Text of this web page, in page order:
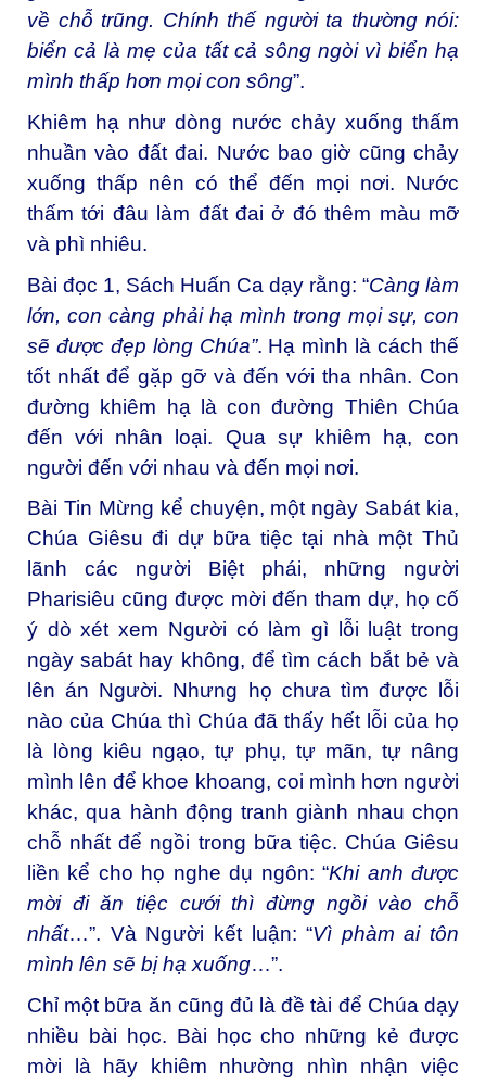
về chỗ trũng. Chính thế người ta thường nói:
biển cả là mẹ của tất cả sông ngòi vì biển hạ
mình thấp hơn mọi con sông”.
Khiêm hạ như dòng nước chảy xuống thấm
nhuần vào đất đai. Nước bao giờ cũng chảy
xuống thấp nên có thể đến mọi nơi. Nước
thấm tới đâu làm đất đai ở đó thêm màu mỡ
và phì nhiêu.
Bài đọc 1, Sách Huấn Ca dạy rằng: “Càng làm
lớn, con càng phải hạ mình trong mọi sự, con
sẽ được đẹp lòng Chúa”. Hạ mình là cách thế
tốt nhất để gặp gỡ và đến với tha nhân. Con
đường khiêm hạ là con đường Thiên Chúa
đến với nhân loại. Qua sự khiêm hạ, con
người đến với nhau và đến mọi nơi.
Bài Tin Mừng kể chuyện, một ngày Sabát kia,
Chúa Giêsu đi dự bữa tiệc tại nhà một Thủ
lãnh các người Biệt phái, những người
Pharisiêu cũng được mời đến tham dự, họ cố
ý dò xét xem Người có làm gì lỗi luật trong
ngày sabát hay không, để tìm cách bắt bẻ và
lên án Người. Nhưng họ chưa tìm được lỗi
nào của Chúa thì Chúa đã thấy hết lỗi của họ
là lòng kiêu ngạo, tự phụ, tự mãn, tự nâng
mình lên để khoe khoang, coi mình hơn người
khác, qua hành động tranh giành nhau chọn
chỗ nhất để ngồi trong bữa tiệc. Chúa Giêsu
liền kể cho họ nghe dụ ngôn: “Khi anh được
mời đi ăn tiệc cưới thì đừng ngồi vào chỗ
nhất…”. Và Người kết luận: “Vì phàm ai tôn
mình lên sẽ bị hạ xuống…”.
Chỉ một bữa ăn cũng đủ là đề tài để Chúa dạy
nhiều bài học. Bài học cho những kẻ được
mời là hãy khiêm nhường nhìn nhận việc